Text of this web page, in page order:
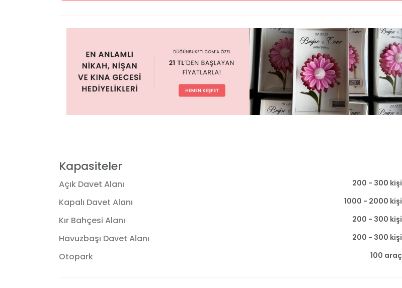
Kapasiteler
Açık Davet Alanı 200 - 300 kişi
Kapalı Davet Alanı 1000 - 2000 kişi
Kır Bahçesi Alanı 200 - 300 kişi
Havuzbaşı Davet Alanı 200 - 300 kişi
Otopark 100 araç